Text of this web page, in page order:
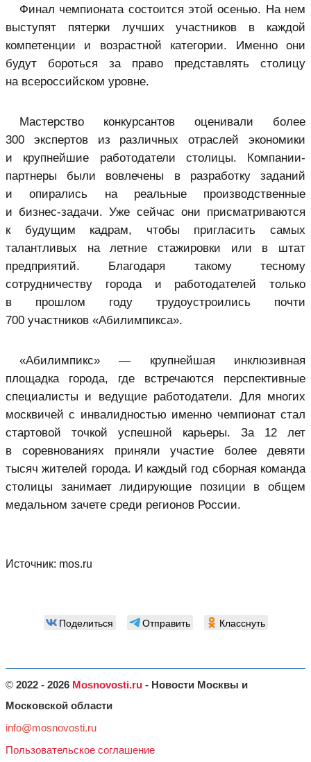
Финал чемпионата состоится этой осенью. На нем
выступят пятерки лучших участников в каждой
компетенции и возрастной категории. Именно они
будут бороться за право представлять столицу
на всероссийском уровне.
Мастерство конкурсантов оценивали более
300 экспертов из различных отраслей экономики
и крупнейшие работодатели столицы. Компании-
партнеры были вовлечены в разработку заданий
и опирались на реальные производственные
и бизнес-задачи. Уже сейчас они присматриваются
к будущим кадрам, чтобы пригласить самых
талантливых на летние стажировки или в штат
предприятий. Благодаря такому тесному
сотрудничеству города и работодателей только
в прошлом году трудоустроились почти
700 участников «Абилимпикса».
«Абилимпикс» — крупнейшая инклюзивная
площадка города, где встречаются перспективные
специалисты и ведущие работодатели. Для многих
москвичей с инвалидностью именно чемпионат стал
стартовой точкой успешной карьеры. За 12 лет
в соревнованиях приняли участие более девяти
тысяч жителей города. И каждый год сборная команда
столицы занимает лидирующие позиции в общем
медальном зачете среди регионов России.
Источник: mos.ru
Поделиться Отправить Класснуть
© 2022 - 2026 Mosnovosti.ru - Новости Москвы и
Московской области
info@mosnovosti.ru
Пользовательское соглашение